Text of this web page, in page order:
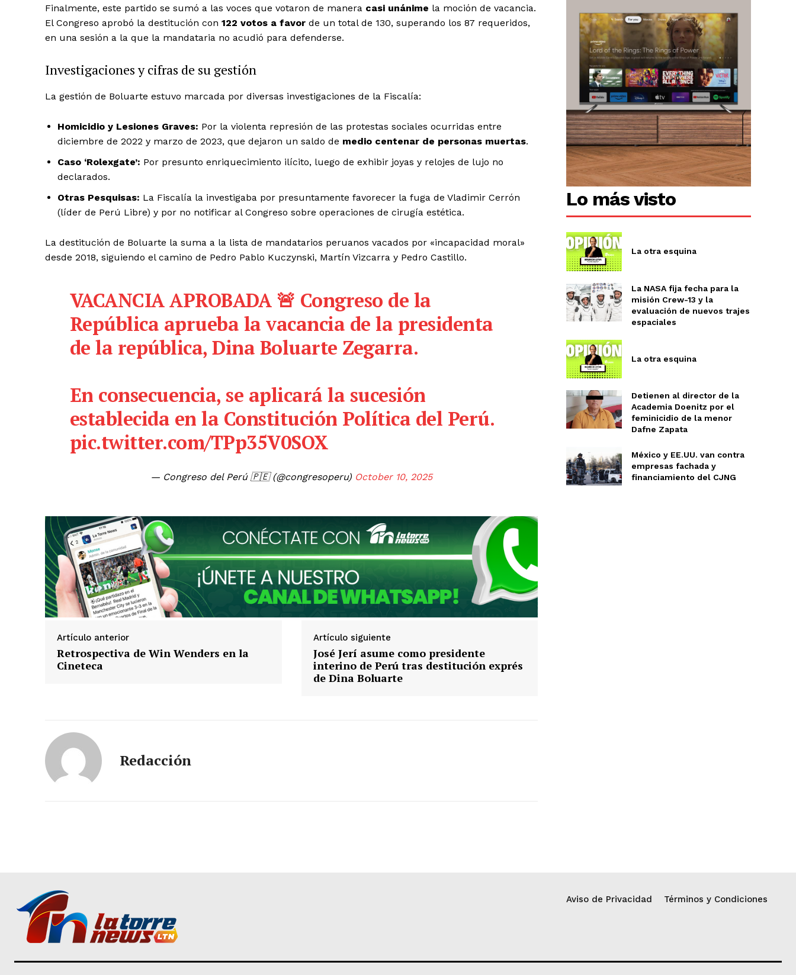
SUSCRIBIRSE
Estados
Guanajuato
Veracruz
Tlaxcala
Tamaulipas Tabasco
Sonora
Sinaloa
San Luis Potosí
Quintana Roo
Nuevo León
Nayarit Morelos
Finalmente, este partido se sumó a las voces que votaron de manera casi unánime la moción de vacancia.
El Congreso aprobó la destitución con 122 votos a favor de un total de 130, superando los 87 requeridos,
en una sesión a la que la mandataria no acudió para defenderse.
Investigaciones y cifras de su gestión
La gestión de Boluarte estuvo marcada por diversas investigaciones de la Fiscalía:
Homicidio y Lesiones Graves: Por la violenta represión de las protestas sociales ocurridas entre
diciembre de 2022 y marzo de 2023, que dejaron un saldo de medio centenar de personas muertas.
Caso ‘Rolexgate’: Por presunto enriquecimiento ilícito, luego de exhibir joyas y relojes de lujo no
declarados.
Otras Pesquisas: La Fiscalía la investigaba por presuntamente favorecer la fuga de Vladimir Cerrón
(líder de Perú Libre) y por no notificar al Congreso sobre operaciones de cirugía estética.
La destitución de Boluarte la suma a la lista de mandatarios peruanos vacados por «incapacidad moral»
desde 2018, siguiendo el camino de Pedro Pablo Kuczynski, Martín Vizcarra y Pedro Castillo.
VACANCIA APROBADA 🚨 Congreso de la
República aprueba la vacancia de la presidenta
de la república, Dina Boluarte Zegarra.
En consecuencia, se aplicará la sucesión
establecida en la Constitución Política del Perú.
pic.twitter.com/TPp35V0SOX
— Congreso del Perú 🇵🇪 (@congresoperu) October 10, 2025
Artículo anterior
Retrospectiva de Win Wenders en la
Cineteca
Artículo siguiente
José Jerí asume como presidente
interino de Perú tras destitución exprés
de Dina Boluarte
Redacción
Lo más visto
La otra esquina
La NASA fija fecha para la
misión Crew-13 y la
evaluación de nuevos trajes
espaciales
La otra esquina
Detienen al director de la
Academia Doenitz por el
feminicidio de la menor
Dafne Zapata
México y EE.UU. van contra
empresas fachada y
financiamiento del CJNG
Aviso de Privacidad Términos y Condiciones